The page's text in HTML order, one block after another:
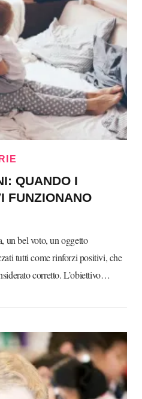
QUANDO I
FUNZIONANO
un bel voto, un oggetto
tutti come rinforzi positivi, che
corretto. L’obiettivo…